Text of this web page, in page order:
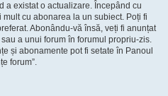
a existat o actualizare. Începând cu
cu abonarea la un subiect. Poți fi
Abonându-vă însă, veți fi anunțat
a unui forum în forumul propriu-zis.
și abonamente pot fi setate în Panoul
forum”.